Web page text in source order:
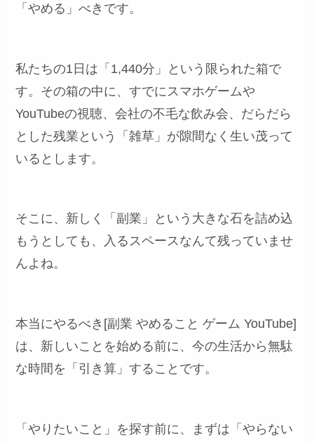
「やめる」べきです。
私たちの1日は「1,440分」という限られた箱で
す。その箱の中に、すでにスマホゲームや
YouTubeの視聴、会社の不毛な飲み会、だらだら
とした残業という「雑草」が隙間なく生い茂って
いるとします。
そこに、新しく「副業」という大きな石を詰め込
もうとしても、入るスペースなんて残っていませ
んよね。
本当にやるべき[副業 やめること ゲーム YouTube]
は、新しいことを始める前に、今の生活から無駄
な時間を「引き算」することです。
「やりたいこと」を探す前に、まずは「やらない